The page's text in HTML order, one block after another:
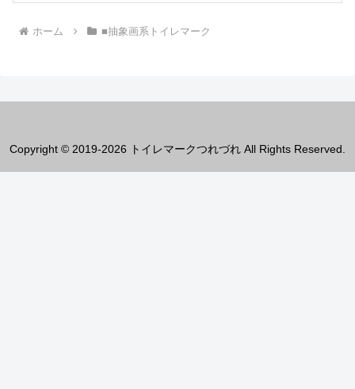
ホーム ■抽象画系トイレマーク
Copyright © 2019-2026 トイレマークつれづれ All Rights Reserved.